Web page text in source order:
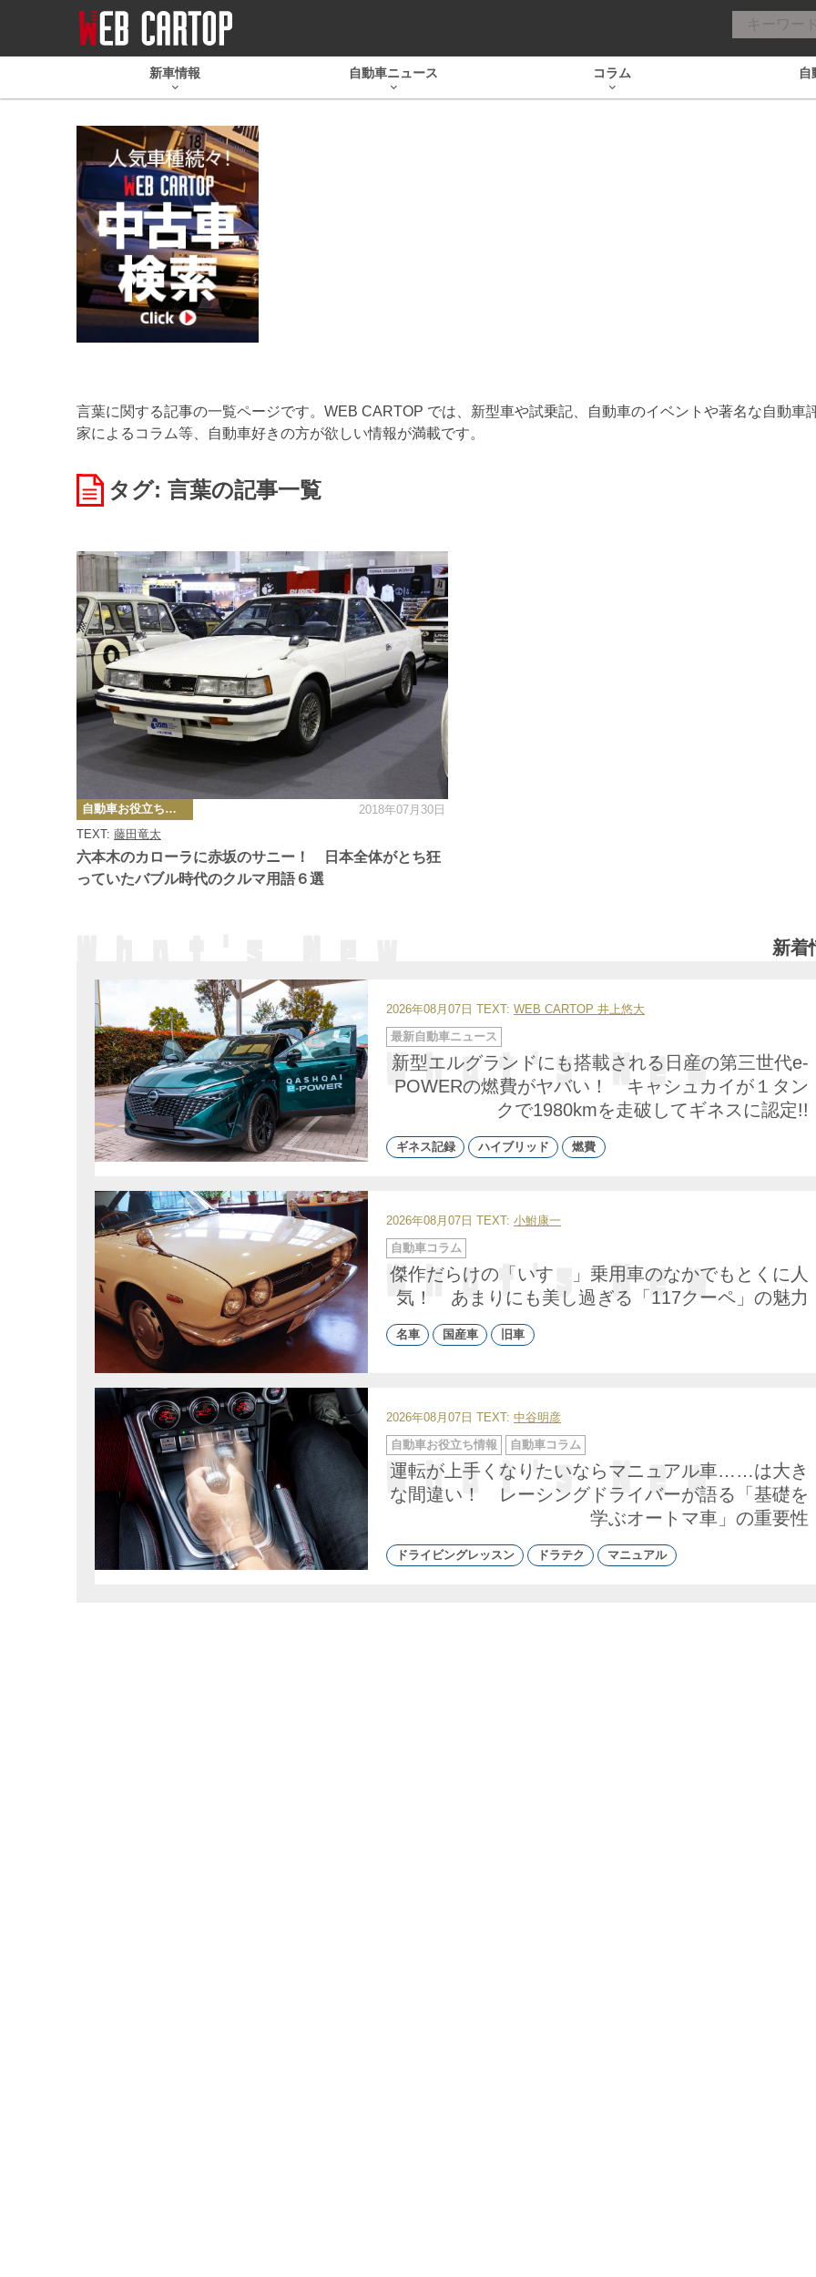
新車情報 自動車ニュース コラム 自
言葉に関する記事の一覧ページです。WEB CARTOP では、新型車や試乗記、自動車のイベントや著名な自動車
家によるコラム等、自動車好きの方が欲しい情報が満載です。
タグ: 言葉の記事一覧
六本木のカローラに赤坂のサニー！ 日本全体がとち狂
っていたバブル時代のクルマ用語６選
TEXT: 藤田竜太
カ
テ
ゴ
リ
ー
自動車お役立ち情報 2018年07月30日
新着
2026年08月07日 TEXT: WEB CARTOP 井上悠大
新型エルグランドにも搭載される日産の第三世代e-
POWERの燃費がヤバい！ キャシュカイが１タン
クで1980kmを走破してギネスに認定!!
カ
テ
ゴ
リ
ー
最新自動車ニュース
ギネス記録 ハイブリッド 燃費
2026年08月07日 TEXT: 小鮒康一
傑作だらけの「いすゞ」乗用車のなかでもとくに人
気！ あまりにも美し過ぎる「117クーペ」の魅力
カ
テ
ゴ
リ
ー
自動車コラム
名車 国産車 旧車
2026年08月07日 TEXT: 中谷明彦
運転が上手くなりたいならマニュアル車……は大き
な間違い！ レーシングドライバーが語る「基礎を
学ぶオートマ車」の重要性
カ
テ
ゴ
リ
ー
自動車お役立ち情報 自動車コラム
ドライビングレッスン ドラテク マニュアル